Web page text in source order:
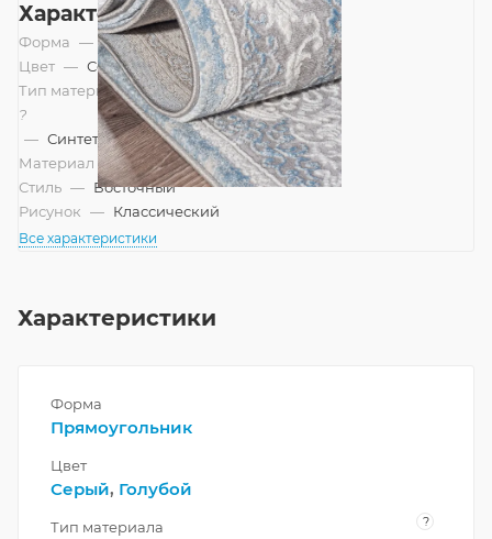
Характеристики
Форма — Прямоугольник
Цвет — Серый, Голубой
Тип материала
?
— Синтетический, Смешанный
Материал — Полипропилен
Стиль — Восточный
Рисунок — Классический
Все характеристики
Характеристики
Форма
Прямоугольник
Цвет
Серый, Голубой
Тип материала ?